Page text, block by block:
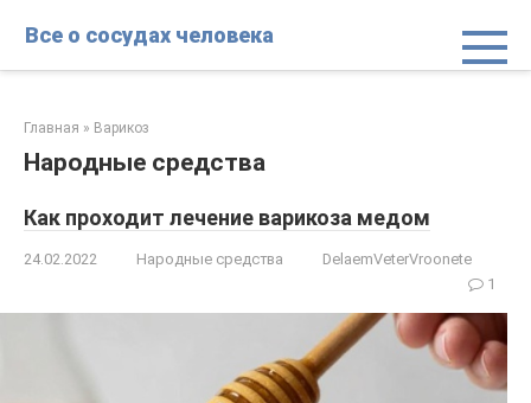
Все о сосудах человека
Главная » Варикоз
Народные средства
Как проходит лечение варикоза медом
24.02.2022 Народные средства
DelaemVeterVroonete
1